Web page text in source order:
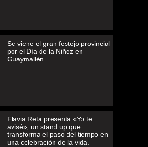
Se viene el gran festejo provincial
por el Día de la Niñez en
Guaymallén
Flavia Reta presenta «Yo te
avisé», un stand up que
transforma el paso del tiempo en
una celebración de la vida.